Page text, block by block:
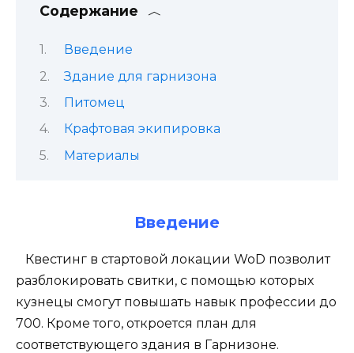
Содержание
Введение
Здание для гарнизона
Питомец
Крафтовая экипировка
Материалы
Введение
Квестинг в стартовой локации WoD позволит
разблокировать свитки, с помощью которых
кузнецы смогут повышать навык профессии до
700. Кроме того, откроется план для
соответствующего здания в Гарнизоне.